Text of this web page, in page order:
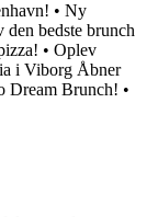
• Ny
den bedste brunch
• Oplev
i Viborg Åbner
Dream Brunch! •